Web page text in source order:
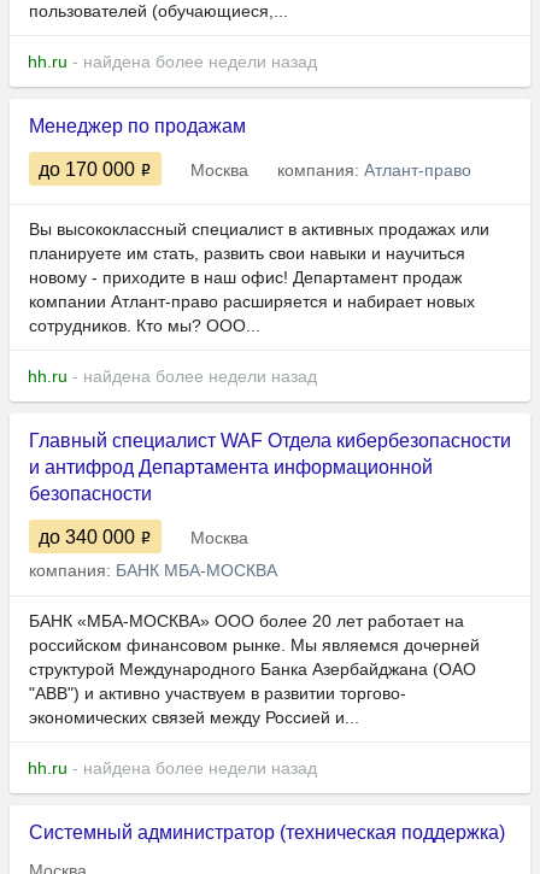
пользователей (обучающиеся,...
hh.ru - найдена более недели назад
Менеджер по продажам
до 170 000 Москва компания: Атлант-право
Вы высококлассный специалист в активных продажах или
планируете им стать, развить свои навыки и научиться
новому - приходите в наш офис! Департамент продаж
компании Атлант-право расширяется и набирает новых
сотрудников. Кто мы? ООО...
hh.ru - найдена более недели назад
Главный специалист WAF Отдела кибербезопасности
и антифрод Департамента информационной
безопасности
до 340 000
Москва
компания: БАНК МБА-МОСКВА
БАНК «МБА-МОСКВА» ООО более 20 лет работает на
российском финансовом рынке. Мы являемся дочерней
структурой Международного Банка Азербайджана (ОАО
"АВВ") и активно участвуем в развитии торгово-
экономических связей между Россией и...
hh.ru - найдена более недели назад
Системный администратор (техническая поддержка)